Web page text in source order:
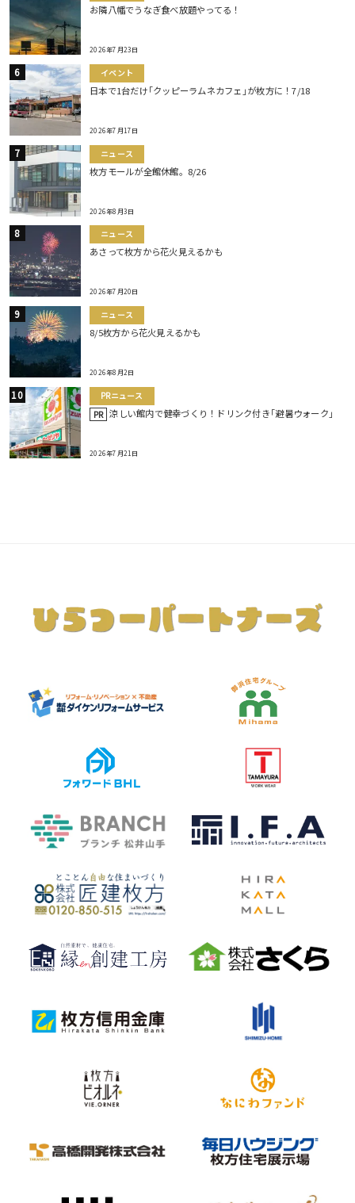
お隣八幡でうなぎ食べ放題やってる！
2026年7月23日
イベント
日本で1台だけ｢クッピーラムネカフェ｣が枚方に！7/18
2026年7月17日
ニュース
枚方モールが全館休館。8/26
2026年8月3日
ニュース
あさって枚方から花火見えるかも
2026年7月20日
ニュース
8/5枚方から花火見えるかも
2026年8月2日
PRニュース
PR 涼しい館内で健幸づくり！ドリンク付き｢避暑ウォーク｣
2026年7月21日